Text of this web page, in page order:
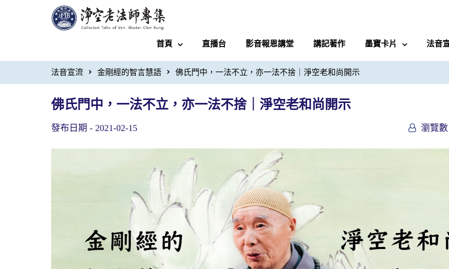
首頁 直播台 影音報恩講堂 講記著作 墨寶卡片 法音
法音宣流 金剛經的智言慧語 佛氏門中，一法不立，亦一法不捨｜淨空老和尚開示
佛氏門中，一法不立，亦一法不捨｜淨空老和尚開示
發布日期 - 2021-02-15 瀏覽數